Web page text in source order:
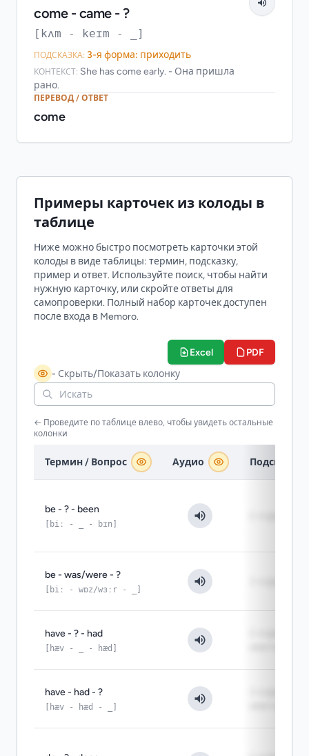
come - came - ?
[kʌm - keɪm - _]
ПОДСКАЗКА: 3-я форма: приходить
КОНТЕКСТ: She has come early. - Она пришла
рано.
ПЕРЕВОД / ОТВЕТ
come
Примеры карточек из колоды в
таблице
Ниже можно быстро посмотреть карточки этой
колоды в виде таблицы: термин, подсказку,
пример и ответ. Используйте поиск, чтобы найти
нужную карточку, или скройте ответы для
самопроверки. Полный набор карточек доступен
после входа в Memoro.
Excel PDF
- Скрыть/Показать колонку
← Проведите по таблице влево, чтобы увидеть остальные
колонки
Термин / Вопрос Аудио Подсказка
be - ? - been
[biː - _ - bɪn]
be - was/were - ?
[biː - wɒz/wɜːr - _]
have - ? - had
[hæv - _ - hæd]
have - had - ?
[hæv - hæd - _]